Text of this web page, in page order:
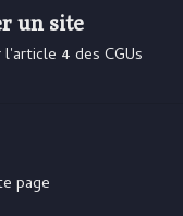
un site
4 des CGUs
page